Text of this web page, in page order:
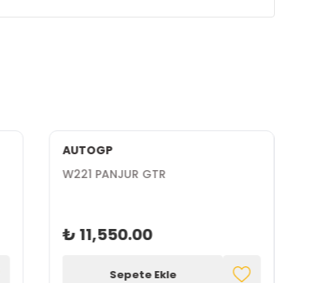
AUTOGP
W221 PANJUR GTR
₺ 11,550.00
Sepete Ekle